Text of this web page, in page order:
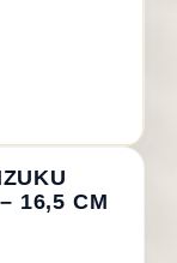
16,5 CM